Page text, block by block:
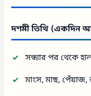
দশমী তিথি (একদিন
সন্ধ্যার পর থেকে
মাংস, মাছ,